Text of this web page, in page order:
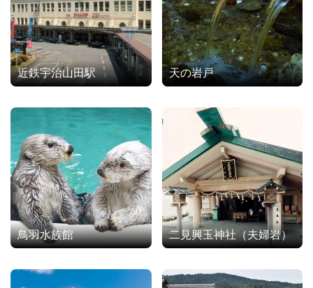
近鉄宇治山田駅 天の岩戸
鳥羽水族館 二見興玉神社（夫婦岩）